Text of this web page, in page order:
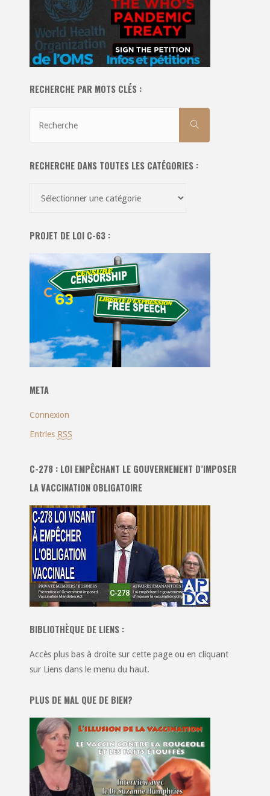
RECHERCHE PAR MOTS CLÉS :
RECHERCHE
RECHERCHE DANS TOUTES LES CATÉGORIES :
les
:
PROJET DE LOI C-63 :
META
Connexion
Entries RSS
C-278 : LOI EMPÊCHANT LE GOUVERNEMENT D’IMPOSER
LA VACCINATION OBLIGATOIRE
BIBLIOTHÈQUE DE LIENS :
Accès plus bas à droite sur cette page ou en cliquant
sur Liens dans le menu du haut.
PLUS DE MAL QUE DE BIEN?